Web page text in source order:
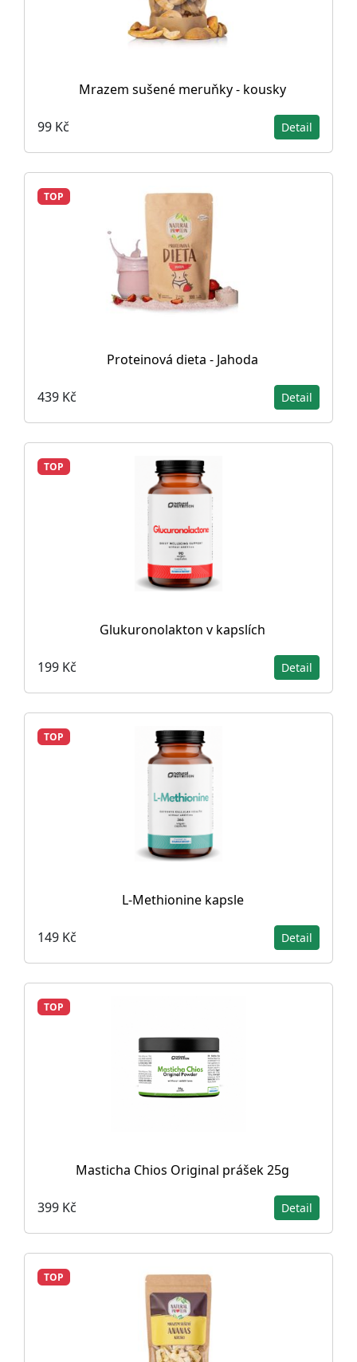
Mrazem sušené meruňky - kousky
99 Kč Detail
TOP
Proteinová dieta - Jahoda
439 Kč Detail
TOP
Glukuronolakton v kapslích
199 Kč Detail
TOP
L-Methionine kapsle
149 Kč Detail
TOP
Masticha Chios Original prášek 25g
399 Kč Detail
TOP